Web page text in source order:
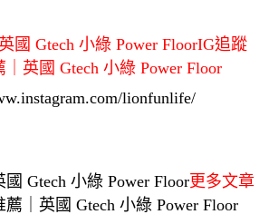
IG追蹤
lionfunlife/
更多文章